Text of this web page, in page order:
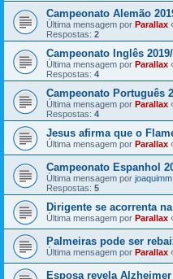
Campeonato Alemão
Última mensagem por Parallax
Respostas: 2
Campeonato Inglês
Última mensagem por Parallax
Respostas: 4
Campeonato Português
Última mensagem por Parallax
Respostas: 4
Jesus afirma que o
Última mensagem por Parallax
Campeonato Espanhol
Última mensagem por joaquimm
Respostas: 5
Dirigente se acorrenta
Última mensagem por Parallax
Palmeiras pode ser
Última mensagem por Parallax
Esposa revela